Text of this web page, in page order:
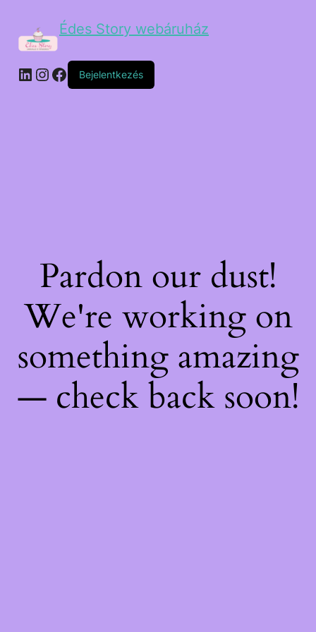
Édes Story webáruház
Bejelentkezés
Pardon our dust!
We're working on
something amazing
— check back soon!